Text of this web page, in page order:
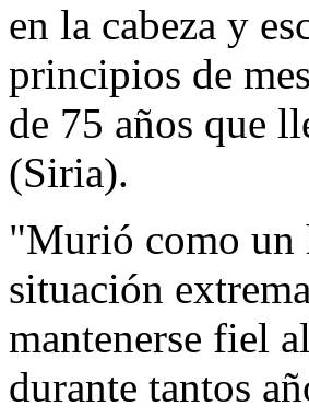
en la cabeza y
principios de
de 75 años que
(Siria).
"Murió como un
situación
mantenerse fiel
durante tantos